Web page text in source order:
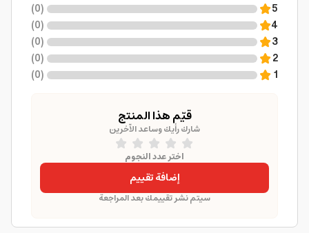
5
(
0
)
4
(
0
)
3
(
0
)
2
(
0
)
1
(
0
)
قيّم هذا المنتج
شارك رأيك وساعد الآخرين
اختر عدد النجوم
إضافة تقييم
سيتم نشر تقييمك بعد المراجعة